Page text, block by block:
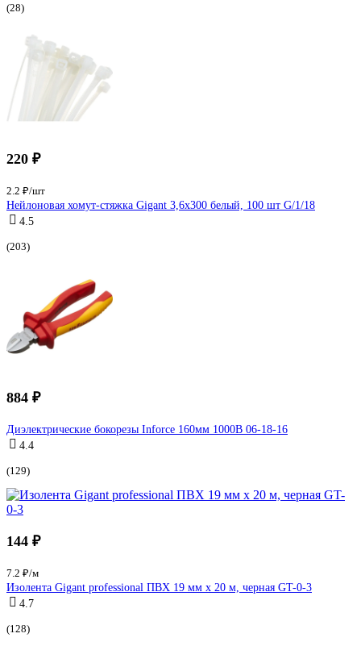
(28)
220 ₽
2.2 ₽/шт
Нейлоновая хомут-стяжка Gigant 3,6х300 белый, 100 шт G/1/18
4.5
(203)
884 ₽
Диэлектрические бокорезы Inforce 160мм 1000В 06-18-16
4.4
(129)
144 ₽
7.2 ₽/м
Изолента Gigant professional ПВХ 19 мм х 20 м, черная GT-0-3
4.7
(128)